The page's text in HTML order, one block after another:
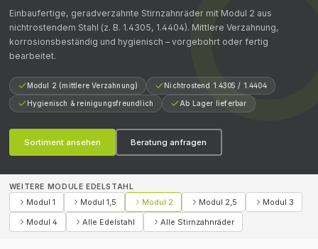
Einbaufertige, geradverzahnte Stirnzahnräder mit Modul 2 aus
nichtrostendem Stahl (z. B. 1.4305, 1.4404). Mittlere Verzahnung,
korrosionsbeständig und hygienisch – vorgebohrt oder fertig
bearbeitet.
Modul 2 (mittlere Verzahnung) Nichtrostend 1.4305 / 1.4404
Hygienisch & reinigungsfreundlich Ab Lager lieferbar
Sortiment ansehen Beratung anfragen
WEITERE MODULE EDELSTAHL
Modul 1 Modul 1,5 Modul 2 Modul 2,5
Modul 3
Modul 4
Alle Edelstahl Alle Stirnzahnräder